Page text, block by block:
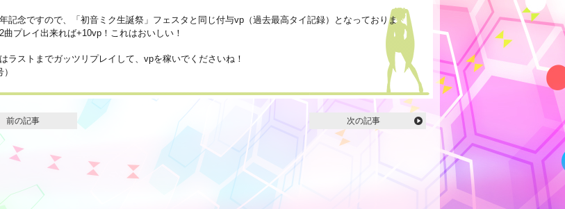
記念ですので、「初音ミク生誕祭」フェスタと同じ付与vp（過去最高タイ記録）となっておりま
曲プレイ出来れば+10vp！これはおいしい！
ラストまでガッツリプレイして、vpを稼いでくださいね！
）
前の記事 次の記事